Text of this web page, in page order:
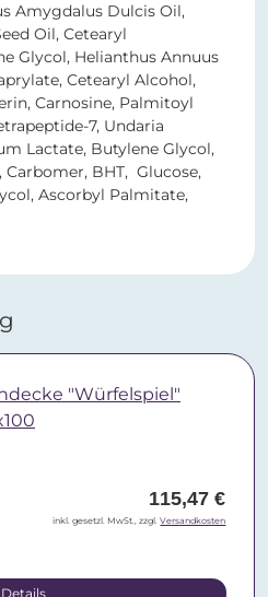
Amygdalus Dulcis Oil,
Oil, Cetearyl
Glycol, Helianthus Annuus
Cetearyl Alcohol,
Carnosine, Palmitoyl
7, Undaria
Lactate, Butylene Glycol,
BHT, Glucose,
Ascorbyl Palmitate,
"Würfelspiel"
115,47 €
inkl. gesetzl. MwSt., zzgl.Versandkosten
Details